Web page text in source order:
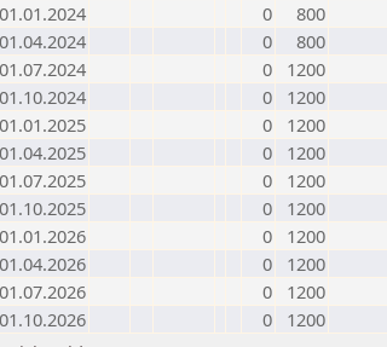
0
800
0
800
0
1200
0
1200
0
1200
0
1200
0
1200
0
1200
0
1200
0
1200
0
1200
0
1200